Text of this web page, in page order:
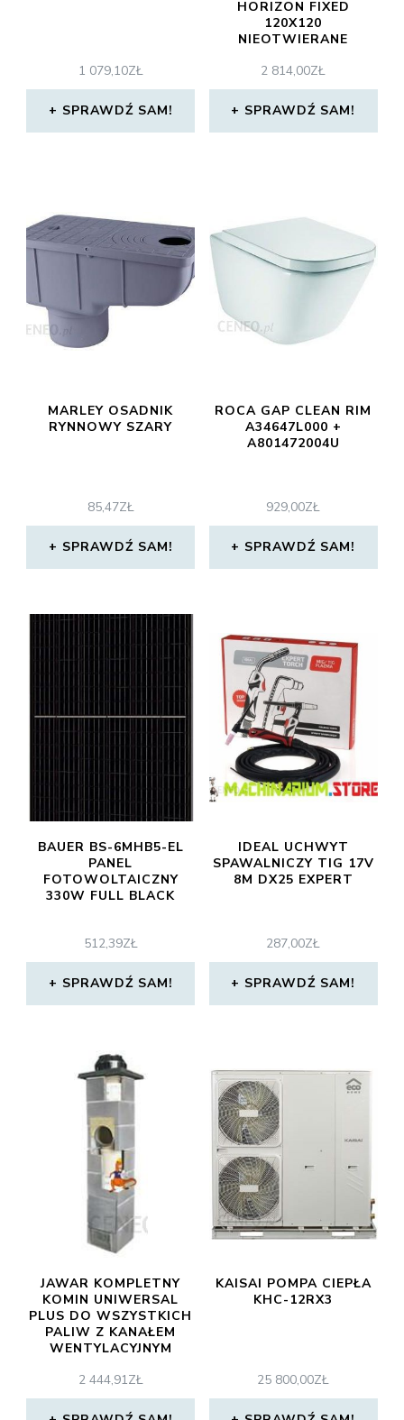
1 079,10ZŁ
SPRAWDŹ SAM!
HORIZON FIXED
120X120
NIEOTWIERANE
2 814,00ZŁ
SPRAWDŹ SAM!
MARLEY OSADNIK
RYNNOWY SZARY
85,47ZŁ
SPRAWDŹ SAM!
ROCA GAP CLEAN RIM
A34647L000 +
A801472004U
929,00ZŁ
SPRAWDŹ SAM!
BAUER BS-6MHB5-EL
PANEL
FOTOWOLTAICZNY
330W FULL BLACK
512,39ZŁ
SPRAWDŹ SAM!
IDEAL UCHWYT
SPAWALNICZY TIG 17V
8M DX25 EXPERT
287,00ZŁ
SPRAWDŹ SAM!
JAWAR KOMPLETNY
KOMIN UNIWERSAL
PLUS DO WSZYSTKICH
PALIW Z KANAŁEM
WENTYLACYJNYM
2 444,91ZŁ
KAISAI POMPA CIEPŁA
KHC-12RX3
25 800,00ZŁ